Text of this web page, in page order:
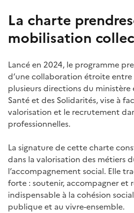
La charte
mobilisation
Lancé en 2024, le programme
d’une collaboration étroite entre
plusieurs directions du ministère
Santé et des Solidarités, vise à
valorisation et le recrutement
professionnelles.
La signature de cette charte
dans la valorisation des métiers
l’accompagnement social. Elle
forte : soutenir, accompagner et
indispensable à la cohésion
publique et au vivre-ensemble.